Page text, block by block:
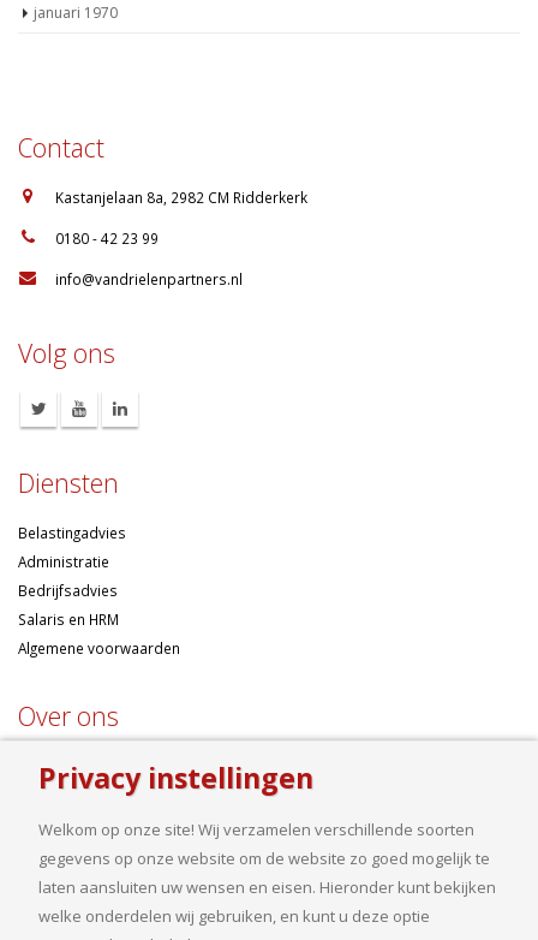
januari 1970
Contact
Kastanjelaan 8a, 2982 CM Ridderkerk
0180 - 42 23 99
info@vandrielenpartners.nl
Volg ons
Diensten
Belastingadvies
Administratie
Bedrijfsadvies
Salaris en HRM
Algemene voorwaarden
Over ons
samengesteld mogelijk. Of u nu een onderneming wilt starten met een
goed financieel plan, uw bedrijf wilt uitbreiden op basis van gedegen
cijfers, uw jaarcijfers samengesteld wilt hebben of een helder advies
nodig heeft, bij ons bent u aan het goede adres.
Privacy instellingen
Welkom op onze site! Wij verzamelen verschillende soorten
gegevens op onze website om de website zo goed mogelijk te
laten aansluiten uw wensen en eisen. Hieronder kunt bekijken
welke onderdelen wij gebruiken, en kunt u deze optie